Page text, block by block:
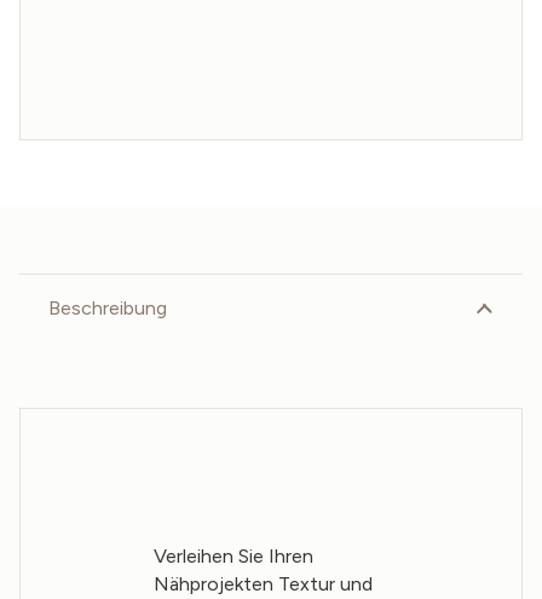
Beschreibung
Verleihen Sie Ihren
Nähprojekten Textur und